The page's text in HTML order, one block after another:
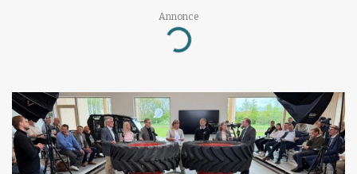
Annonce
Loading...